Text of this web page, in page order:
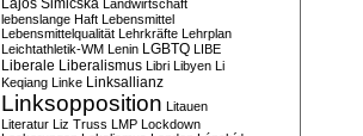
Lajos Simicska Landwirtschaft
lebenslange Haft Lebensmittel
Lebensmittelqualität Lehrkräfte Lehrplan
Leichtathletik-WM Lenin LGBTQ LIBE
Liberale Liberalismus Libri Libyen Li
Keqiang Linke Linksallianz
Linksopposition Litauen
Literatur Liz Truss LMP Lockdown